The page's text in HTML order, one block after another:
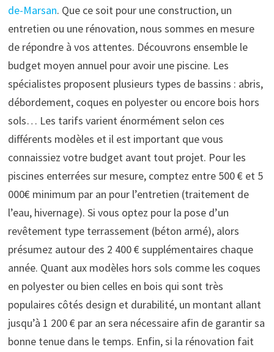
de-Marsan. Que ce soit pour une construction, un
entretien ou une rénovation, nous sommes en mesure
de répondre à vos attentes. Découvrons ensemble le
budget moyen annuel pour avoir une piscine. Les
spécialistes proposent plusieurs types de bassins : abris,
débordement, coques en polyester ou encore bois hors
sols… Les tarifs varient énormément selon ces
différents modèles et il est important que vous
connaissiez votre budget avant tout projet. Pour les
piscines enterrées sur mesure, comptez entre 500 € et 5
000€ minimum par an pour l’entretien (traitement de
l’eau, hivernage). Si vous optez pour la pose d’un
revêtement type terrassement (béton armé), alors
présumez autour des 2 400 € supplémentaires chaque
année. Quant aux modèles hors sols comme les coques
en polyester ou bien celles en bois qui sont très
populaires côtés design et durabilité, un montant allant
jusqu’à 1 200 € par an sera nécessaire afin de garantir sa
bonne tenue dans le temps. Enfin, si la rénovation fait